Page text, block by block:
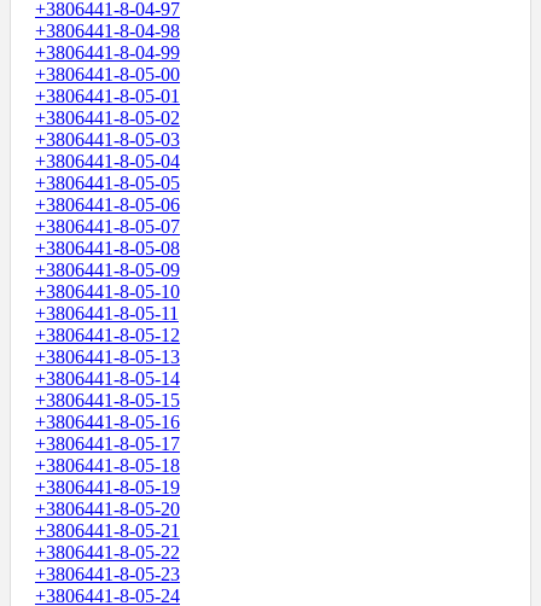
+3806441-8-04-97
+3806441-8-04-98
+3806441-8-04-99
+3806441-8-05-00
+3806441-8-05-01
+3806441-8-05-02
+3806441-8-05-03
+3806441-8-05-04
+3806441-8-05-05
+3806441-8-05-06
+3806441-8-05-07
+3806441-8-05-08
+3806441-8-05-09
+3806441-8-05-10
+3806441-8-05-11
+3806441-8-05-12
+3806441-8-05-13
+3806441-8-05-14
+3806441-8-05-15
+3806441-8-05-16
+3806441-8-05-17
+3806441-8-05-18
+3806441-8-05-19
+3806441-8-05-20
+3806441-8-05-21
+3806441-8-05-22
+3806441-8-05-23
+3806441-8-05-24